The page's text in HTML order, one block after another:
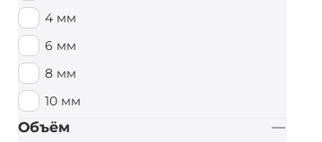
Тутти Фрутти
4 мм
6 мм
8 мм
10 мм
Объём